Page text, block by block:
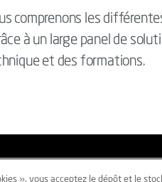
comprenons les
à un large panel de
et des formations.
», vous acceptez le dépôt et le